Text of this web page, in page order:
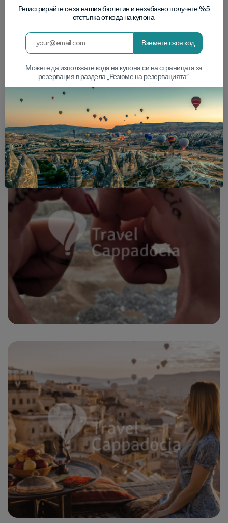
Регистрирайте се за нашия бюлетин и незабавно получете %5
отстъпка от кода на купона.
Вземете своя код
Можете да използвате кода на купона си на страницата за
резервация в раздела „Резюме на резервацията“.